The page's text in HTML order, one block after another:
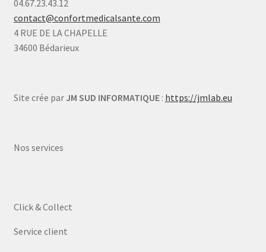
04.67.23.43.12
contact@confortmedicalsante.com
4 RUE DE LA CHAPELLE
34600 Bédarieux
Site crée par JM SUD INFORMATIQUE: https://jmlab.eu
Nos services
Click & Collect
Service client